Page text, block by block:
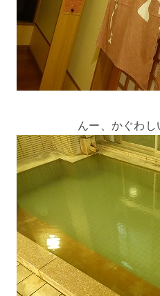
んー、かぐわ